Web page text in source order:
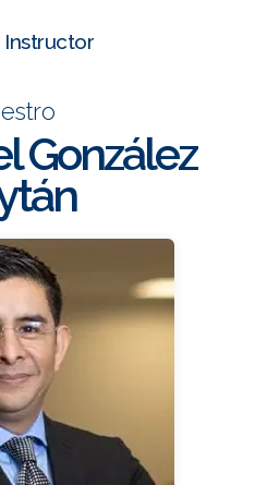
Instructor
González